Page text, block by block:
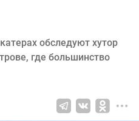
обследуют хутор
где большинство